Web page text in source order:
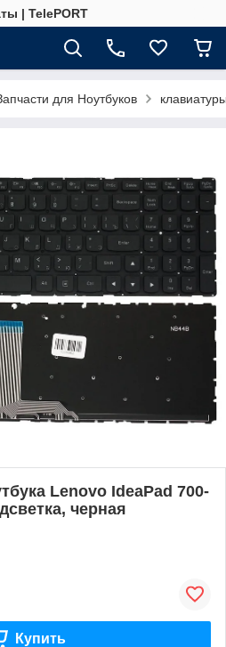
| TelePORT
для Ноутбуков
Lenovo IdeaPad 700-
черная
Купить